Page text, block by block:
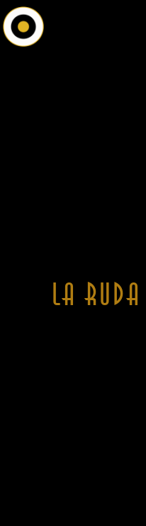
Aller
au
contenu
La Ruda